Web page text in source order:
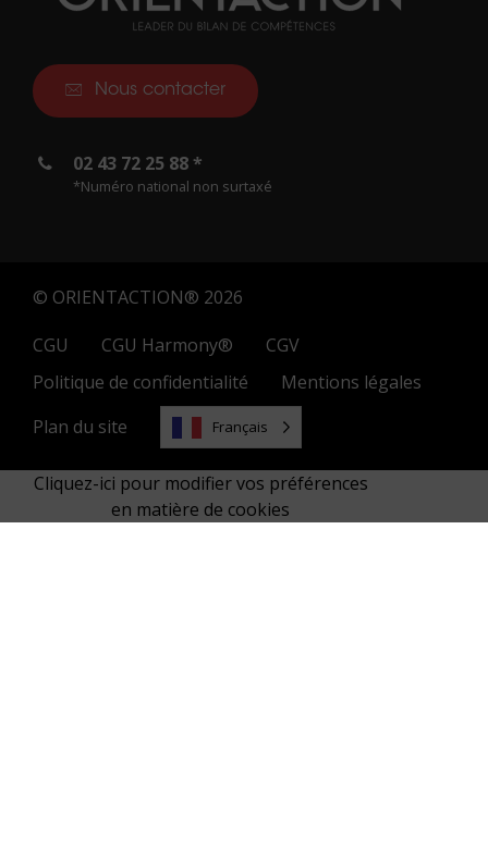
Nous contacter
02 43 72 25 88 *
*Numéro national non surtaxé
© ORIENTACTION® 2026
CGU
CGU Harmony®
CGV
Politique de confidentialité
Mentions légales
Plan du site
Français
Cliquez-ici pour modifier vos préférences
en matière de cookies